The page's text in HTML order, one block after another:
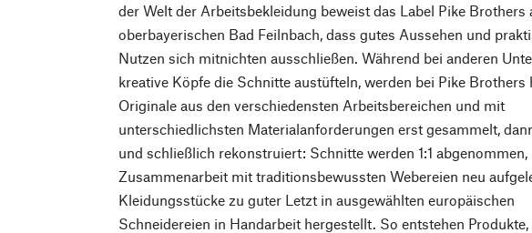
der Welt der Arbeitsbekleidung beweist das Label Pike Brothers
oberbayerischen Bad Feilnbach, dass gutes Aussehen und
Nutzen sich mitnichten ausschließen. Während bei anderen
kreative Köpfe die Schnitte austüfteln, werden bei Pike Brothers
Originale aus den verschiedensten Arbeitsbereichen und mit
unterschiedlichsten Materialanforderungen erst gesammelt,
und schließlich rekonstruiert: Schnitte werden 1:1
Zusammenarbeit mit traditionsbewussten Webereien neu
Kleidungsstücke zu guter Letzt in ausgewählten europäischen
Schneidereien in Handarbeit hergestellt. So entstehen